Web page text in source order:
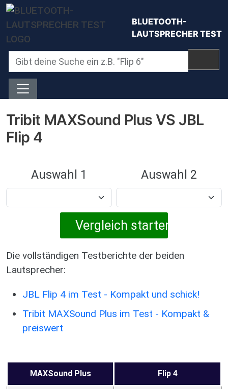
Direkt zum Inhalt
BLUETOOTH-
LAUTSPRECHER TEST
Tribit MAXSound Plus VS JBL
Flip 4
Auswahl 1 Auswahl 2
Die vollständigen Testberichte der beiden
Lautsprecher:
JBL Flip 4 im Test - Kompakt und schick!
Tribit MAXSound Plus im Test - Kompakt &
preiswert
MAXSound Plus Flip 4